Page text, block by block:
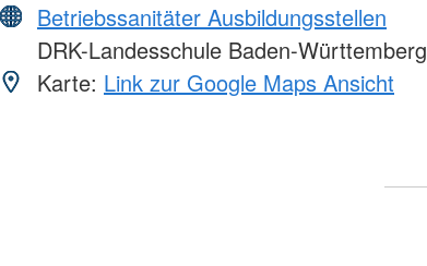
Betriebssanitäter Ausbildungsstellen
DRK-Landesschule Baden-Württemberg
Karte: Link zur Google Maps Ansicht